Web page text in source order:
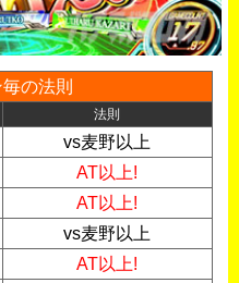
の法則
法則
vs麦野以上
AT以上!
AT以上!
vs麦野以上
AT以上!